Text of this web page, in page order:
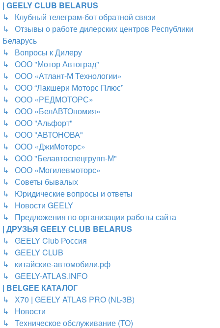
| GEELY CLUB BELARUS
↳ Клубный телеграм-бот обратной связи
↳ Отзывы о работе дилерских центров Республики
Беларусь
↳ Вопросы к Дилеру
↳ ООО "Мотор Автоград"
↳ ООО «Атлант-М Технологии»
↳ ООО “Лакшери Моторс Плюс”
↳ ООО «РЕДМОТОРС»
↳ ООО «БелАВТОномия»
↳ ООО "Альфорт"
↳ ООО "АВТОНОВА"
↳ ООО «ДжиМоторс»
↳ ООО "Белавтоспецгрупп-М"
↳ ООО «Могилевмоторс»
↳ Советы бывалых
↳ Юридические вопросы и ответы
↳ Новости GEELY
↳ Предложения по организации работы сайта
| ДРУЗЬЯ GEELY CLUB BELARUS
↳ GEELY Club Россия
↳ GEELY CLUB
↳ китайские-автомобили.рф
↳ GEELY-ATLAS.INFO
| BELGEE КАТАЛОГ
↳ X70 | GEELY ATLAS PRO (NL-3B)
↳ Новости
↳ Техническое обслуживание (ТО)